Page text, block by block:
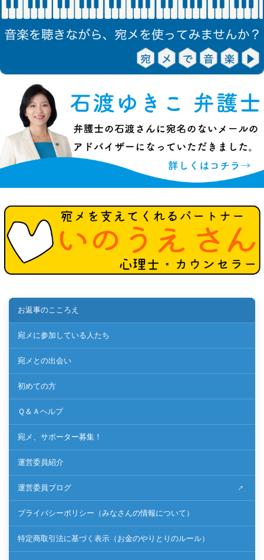
お返事のこころえ
宛メに参加している人たち
宛メとの出会い
初めての方
Ｑ＆Ａヘルプ
宛メ、サポーター募集！
運営委員紹介
運営委員ブログ
プライバシーポリシー（みなさんの情報について）
特定商取引法に基づく表示（お金のやりとりのルール）